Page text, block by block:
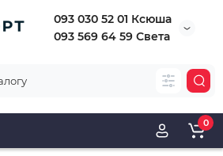
093 030 52 01 Ксюша
093 569 64 59 Света
0